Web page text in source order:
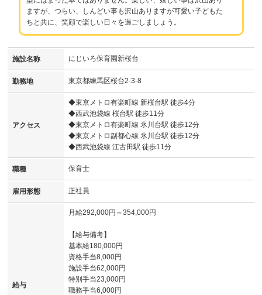
ますが、つらい、しんどい事も沢山ありますが可愛い子どもた
ちと共に、笑顔で楽しい日々を過ごしましょう。
施設名称 にじいろ保育園新桜台
勤務地 東京都練馬区桜台2-3-8
アクセス
◆東京メトロ有楽町線 新桜台駅 徒歩4分
◆西武池袋線 桜台駅 徒歩11分
◆東京メトロ有楽町線 氷川台駅 徒歩12分
◆東京メトロ副都心線 氷川台駅 徒歩12分
◆西武池袋線 江古田駅 徒歩11分
職種 保育士
雇用形態 正社員
給与
月給292,000円～354,000円
【給与備考】
基本給180,000円
資格手当8,000円
施設手当62,000円
特別手当23,000円
職務手当6,000円